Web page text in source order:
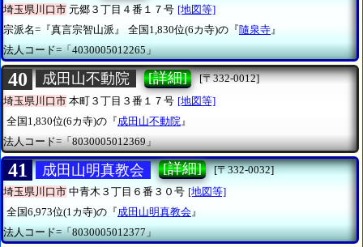
埼玉県川口市 元郷３丁目４番１７号 [地図等]
宗派名=『真言宗智山派』
全国1,830位(6カ寺)の『隨泉寺』
法人コード=「4030005012265」
40 成田山不動院 [詳細]
[〒332-0012]
埼玉県川口市 本町３丁目３番１７号 [地図等]
全国1,830位(6カ寺)の『成田山不動院 』
法人コード=「8030005012369」
41 成田山明真教会 [詳細]
[〒332-0032]
埼玉県川口市 中青木３丁目６番３０号 [地図等]
全国6,973位(1カ寺)の『成田山明真教会』
法人コード=「8030005012377」